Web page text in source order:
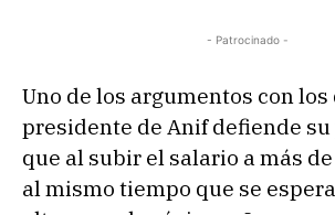
- Patrocinado -
Uno de los argumentos con los
presidente de Anif defiende su
que al subir el salario a más
al mismo tiempo que se